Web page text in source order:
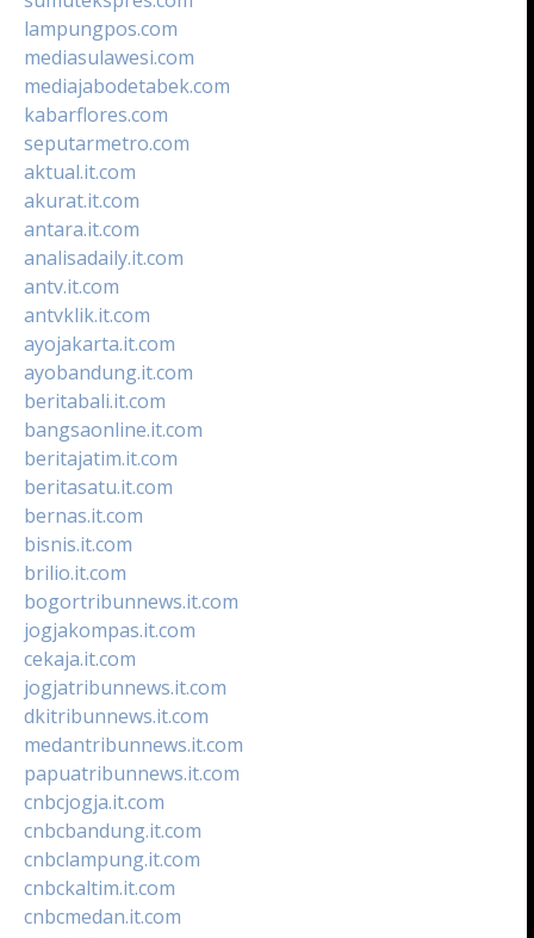
lampungpos.com
mediasulawesi.com
mediajabodetabek.com
kabarflores.com
seputarmetro.com
aktual.it.com
akurat.it.com
antara.it.com
analisadaily.it.com
antv.it.com
antvklik.it.com
ayojakarta.it.com
ayobandung.it.com
beritabali.it.com
bangsaonline.it.com
beritajatim.it.com
beritasatu.it.com
bernas.it.com
bisnis.it.com
brilio.it.com
bogortribunnews.it.com
jogjakompas.it.com
cekaja.it.com
jogjatribunnews.it.com
dkitribunnews.it.com
medantribunnews.it.com
papuatribunnews.it.com
cnbcjogja.it.com
cnbcbandung.it.com
cnbclampung.it.com
cnbckaltim.it.com
cnbcmedan.it.com